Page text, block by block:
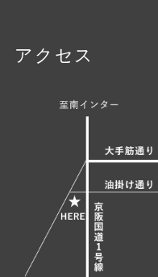
アクセス